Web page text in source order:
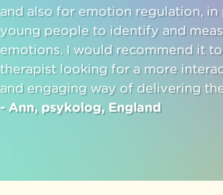
and also for emotion regulation,
young people to identify and
emotions. I would recommend it
therapist looking for a more
and engaging way of delivering
- Ann, psykolog, England